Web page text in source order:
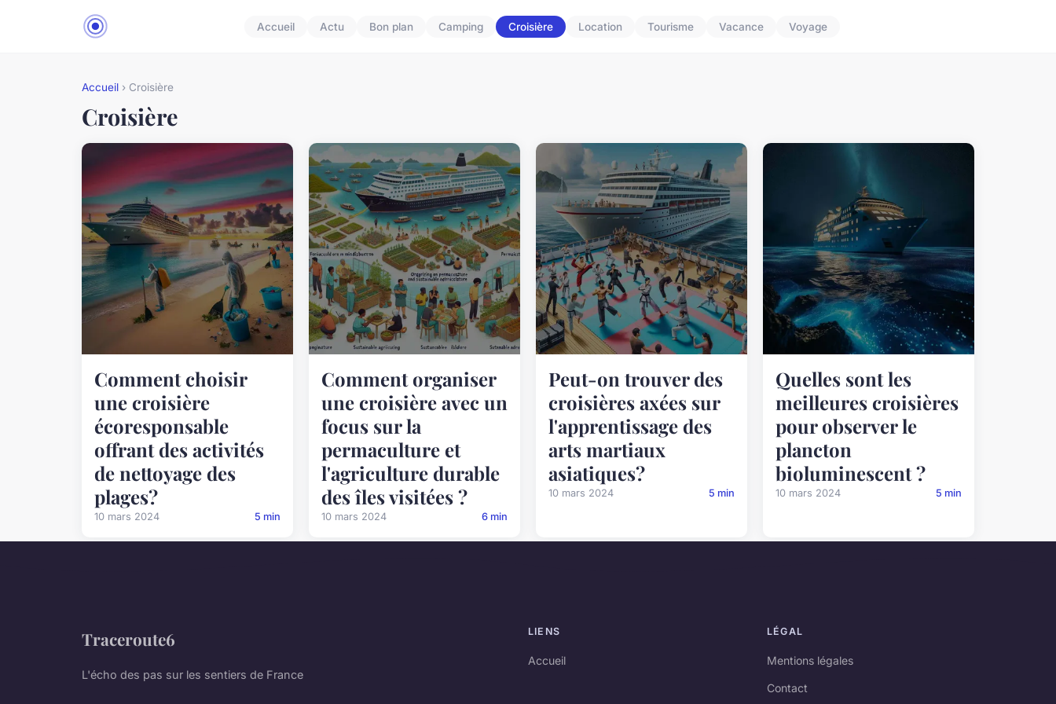
Accueil Actu Bon plan Camping Croisière Location Tourisme Vacance Voyage
Accueil › Croisière
Croisière
Comment choisir
une croisière
écoresponsable
offrant des activités
de nettoyage des
plages?
10 mars 2024 5 min
Comment organiser
une croisière avec un
focus sur la
permaculture et
l'agriculture durable
des îles visitées ?
10 mars 2024 6 min
Peut-on trouver des
croisières axées sur
l'apprentissage des
arts martiaux
asiatiques?
10 mars 2024 5 min
Quelles sont les
meilleures croisières
pour observer le
plancton
bioluminescent ?
10 mars 2024 5 min
Traceroute6
L'écho des pas sur les sentiers de France
LIENS
Accueil
LÉGAL
Mentions légales
Contact